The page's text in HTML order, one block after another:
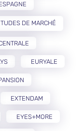
DE MARCHÉ
EURYALE
EXTENDAM
EYES+MORE